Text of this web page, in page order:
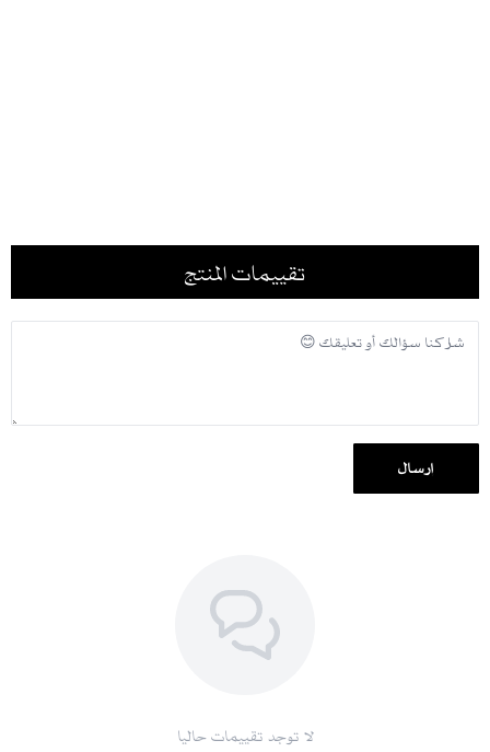
تقييمات المنتج
إرسال
لا توجد تقييمات حاليا